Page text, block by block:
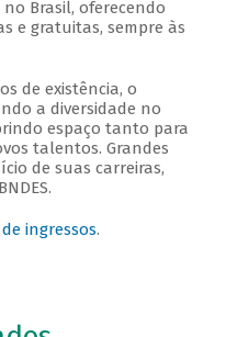
Brasil, oferecendo
e gratuitas, sempre às
de existência, o
a diversidade no
espaço tanto para
talentos. Grandes
de suas carreiras,
ingressos.